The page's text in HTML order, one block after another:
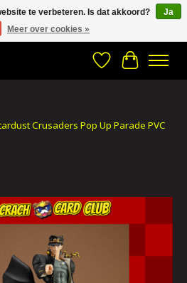
to Geek out!
Verlanglijst
Crusaders Pop Up Parade PVC
slideshow Items
te verbeteren. Is dat akkoord?
Ja
Meer over cookies »